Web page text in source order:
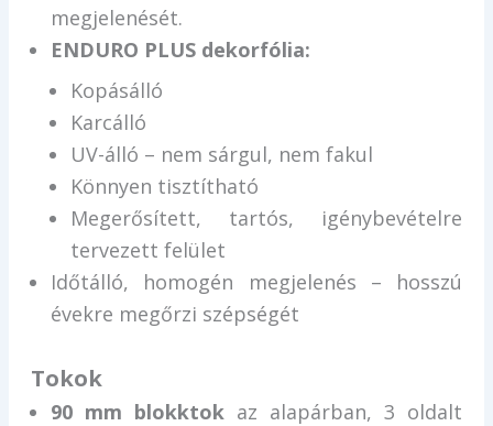
megjelenését.
ENDURO PLUS dekorfólia:
Kopásálló
Karcálló
UV-álló – nem sárgul, nem fakul
Könnyen tisztítható
Megerősített, tartós, igénybevételre
tervezett felület
Időtálló, homogén megjelenés – hosszú
évekre megőrzi szépségét
Tokok
90 mm blokktok az alapárban, 3 oldalt